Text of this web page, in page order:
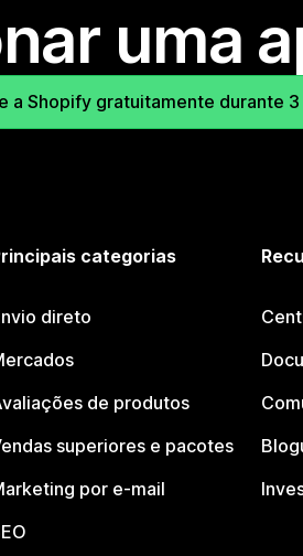
uma
a Shopify gratuitamente durante 3
categorias
direto
de produtos
superiores e pacotes
por e-mail